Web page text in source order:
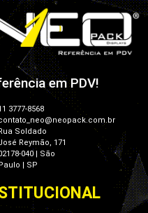
em PDV!
3777-8568
Soldado
Reymão, 171
040 | São
| SP